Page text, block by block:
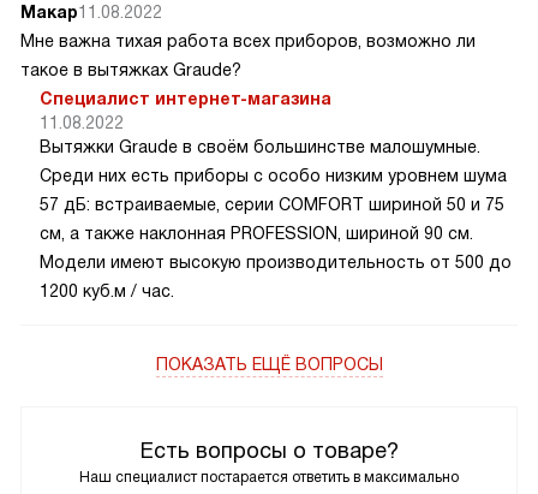
Есть вопросы о товаре?
Наш специалист постарается ответить в максимально
Макар11.08.2022
Мне важна тихая работа всех приборов, возможно ли
такое в вытяжках Graude?
Специалист интернет-магазина
11.08.2022
Вытяжки Graude в своём большинстве малошумные.
Среди них есть приборы с особо низким уровнем шума
57 дБ: встраиваемые, серии COMFORT шириной 50 и 75
см, а также наклонная PROFESSION, шириной 90 см.
Модели имеют высокую производительность от 500 до
1200 куб.м / час.
ПОКАЗАТЬ ЕЩЁ ВОПРОСЫ